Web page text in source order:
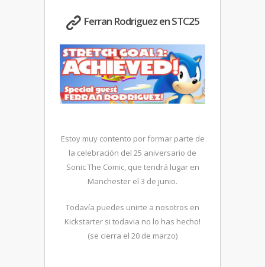
Ferran Rodriguez en STC25
Estoy muy contento por formar parte de
la celebración del 25 aniversario de
Sonic The Comic, que tendrá lugar en
Manchester el 3 de junio.
Todavía puedes unirte a nosotros en
Kickstarter si todavia no lo has hecho!
(se cierra el 20 de marzo)